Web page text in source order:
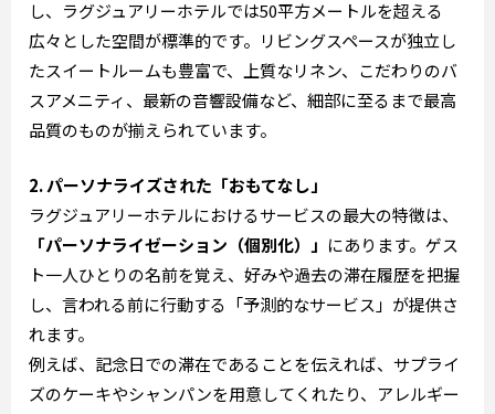
し、ラグジュアリーホテルでは50平方メートルを超える
広々とした空間が標準的です。リビングスペースが独立し
たスイートルームも豊富で、上質なリネン、こだわりのバ
スアメニティ、最新の音響設備など、細部に至るまで最高
品質のものが揃えられています。
2. パーソナライズされた「おもてなし」
ラグジュアリーホテルにおけるサービスの最大の特徴は、
「パーソナライゼーション（個別化）」 にあります。ゲス
ト一人ひとりの名前を覚え、好みや過去の滞在履歴を把握
し、言われる前に行動する「予測的なサービス」が提供さ
れます。
例えば、記念日での滞在であることを伝えれば、サプライ
ズのケーキやシャンパンを用意してくれたり、アレルギー